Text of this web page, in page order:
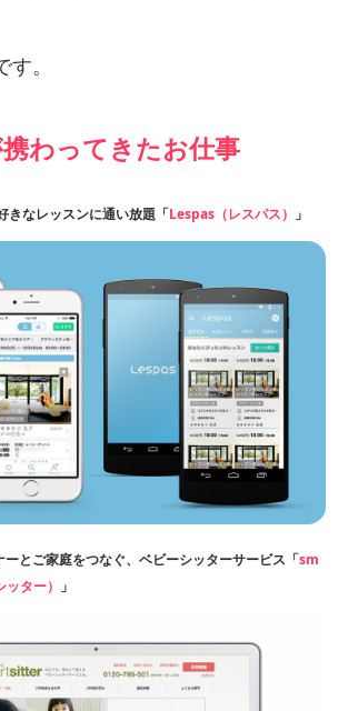
。
わってきたお仕事
きなレッスンに通い放題「Lespas（レスパス） 」
とご家庭をつなぐ、ベビーシッターサービス「sm
ター）
」